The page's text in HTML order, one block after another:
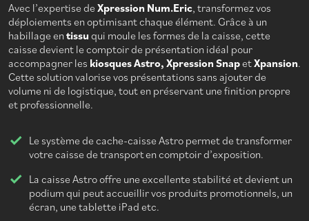
Avec l’expertise de Xpression Num.Eric, transformez vos
déploiements en optimisant chaque élément. Grâce à un
habillage en tissu qui moule les formes de la caisse, cette
caisse devient le comptoir de présentation idéal pour
accompagner les kiosques Astro, Xpression SnapetXpansion.
Cette solution valorise vos présentations sans ajouter de
volume ni de logistique, tout en préservant une finition propre
et professionnelle.
Le système de cache-caisse Astro permet de transformer
votre caisse de transport en comptoir d’exposition.
La caisse Astro offre une excellente stabilité et devient un
podium qui peut accueillir vos produits promotionnels, un
écran, une tablette iPad etc.